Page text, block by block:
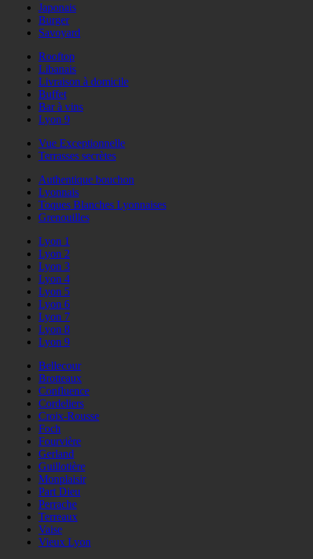
Japonais
Burger
Savoyard
Rooftop
Libanais
Livraison à domicile
Buffet
Bar à vins
Lyon 9
Vue Exceptionnelle
Terrasses secrètes
Authentique bouchon
Lyonnais
Toques Blanches Lyonnaises
Grenouilles
Lyon 1
Lyon 2
Lyon 3
Lyon 4
Lyon 5
Lyon 6
Lyon 7
Lyon 8
Lyon 9
Bellecour
Brotteaux
Confluence
Cordeliers
Croix-Rousse
Foch
Fourvière
Gerland
Guillotière
Monplaisir
Part Dieu
Perrache
Terreaux
Vaise
Vieux Lyon